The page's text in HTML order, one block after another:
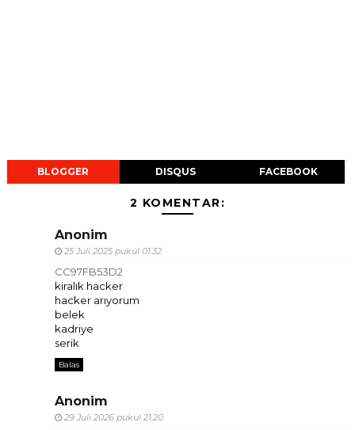
BLOGGER DISQUS FACEBOOK
2 KOMENTAR:
Anonim
25 Juli 2025 pukul 01.32
CC97FB53D2
kiralık hacker
hacker arıyorum
belek
kadriye
serik
Balas
Anonim
29 Juli 2026 pukul 21.20